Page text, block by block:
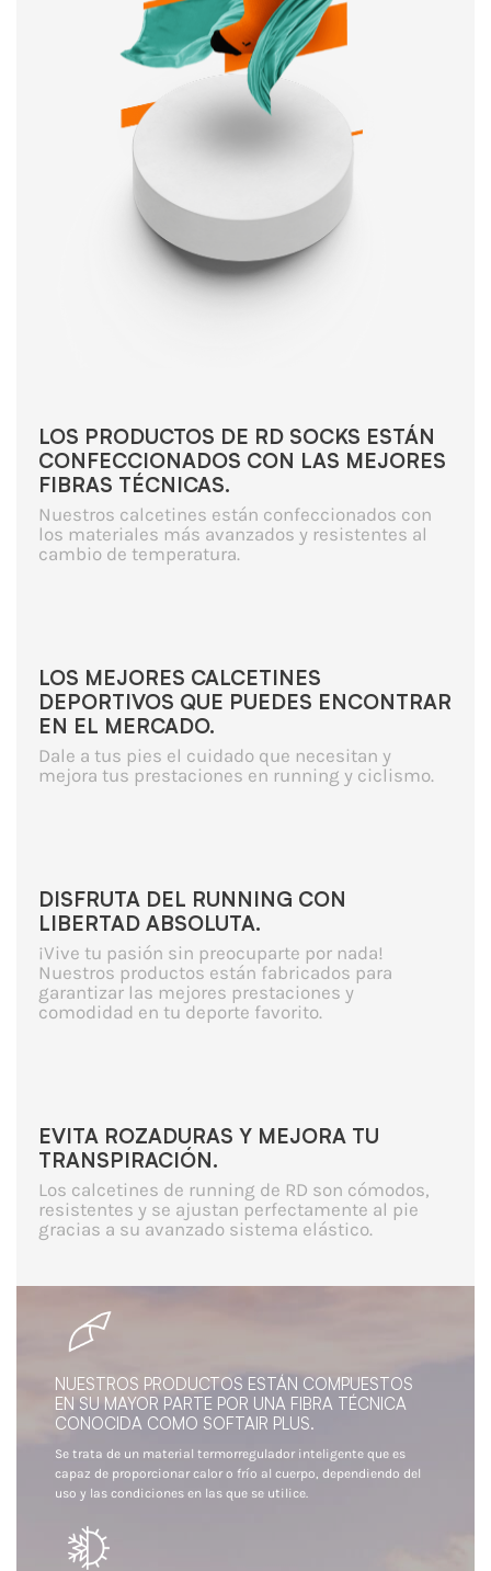
LOS PRODUCTOS DE RD SOCKS ESTÁN
CONFECCIONADOS CON LAS MEJORES
FIBRAS TÉCNICAS.
Nuestros calcetines están confeccionados con
los materiales más avanzados y resistentes al
cambio de temperatura.
LOS MEJORES CALCETINES
DEPORTIVOS QUE PUEDES ENCONTRAR
EN EL MERCADO.
Dale a tus pies el cuidado que necesitan y
mejora tus prestaciones en running y ciclismo.
DISFRUTA DEL RUNNING CON
LIBERTAD ABSOLUTA.
¡Vive tu pasión sin preocuparte por nada!
Nuestros productos están fabricados para
garantizar las mejores prestaciones y
comodidad en tu deporte favorito.
EVITA ROZADURAS Y MEJORA TU
TRANSPIRACIÓN.
Los calcetines de running de RD son cómodos,
resistentes y se ajustan perfectamente al pie
gracias a su avanzado sistema elástico.
NUESTROS PRODUCTOS ESTÁN COMPUESTOS
EN SU MAYOR PARTE POR UNA FIBRA TÉCNICA
CONOCIDA COMO SOFTAIR PLUS.
Se trata de un material termorregulador inteligente que es
capaz de proporcionar calor o frío al cuerpo, dependiendo del
uso y las condiciones en las que se utilice.